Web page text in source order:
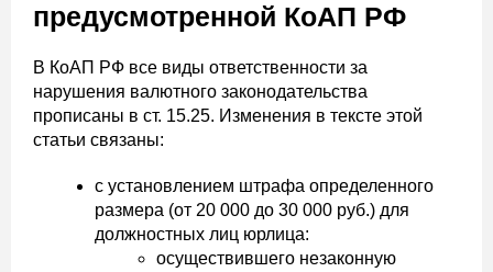
предусмотренной КоАП РФ
В КоАП РФ все виды ответственности за
нарушения валютного законодательства
прописаны в ст. 15.25. Изменения в тексте этой
статьи связаны:
с установлением штрафа определенного
размера (от 20 000 до 30 000 руб.) для
должностных лиц юрлица:
осуществившего незаконную